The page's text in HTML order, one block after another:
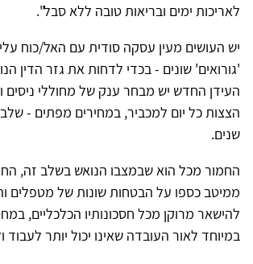
לאריכות ימים ובריאות טובה ללא סבל".
יש העושים מעין עסקה סודית עם האל/כוח
'גורואים' שונים - בכדי לדחות את גזר הדין
העידן החדש יש מבחר ענק של מחוללי ניסים
הצצות כל יום למכביר, במחירים מפתים - שלב
שנים.
החמור מכל הוא שבמצבו הנואש בשלב זה,
ממיטב כספו על הבטחות שונות של מטפלים
להישאר מרוקן מכל חסכונותיו הכלכליים,
במיוחד לאור העובדה שאינו יכול יותר